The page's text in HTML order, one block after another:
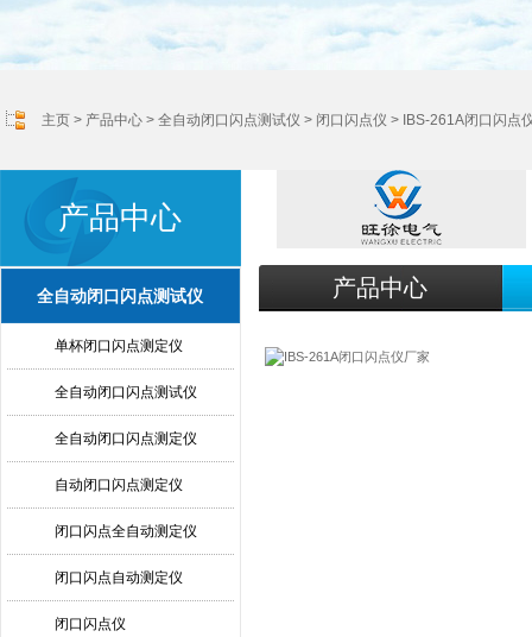
主页 > 产品中心 > 全自动闭口闪点测试仪 > 闭口闪点仪 > IBS-261A闭口闪点
产品中心
全自动闭口闪点测试仪
单杯闭口闪点测定仪
全自动闭口闪点测试仪
全自动闭口闪点测定仪
自动闭口闪点测定仪
闭口闪点全自动测定仪
闭口闪点自动测定仪
闭口闪点仪
产品中心